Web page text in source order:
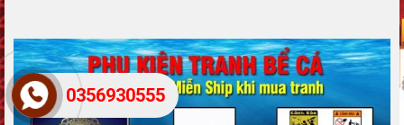
0356930555